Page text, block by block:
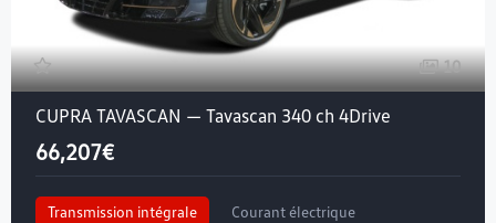
10
CUPRA TAVASCAN — Tavascan 340 ch 4Drive
66,207€
Transmission intégrale Courant électrique